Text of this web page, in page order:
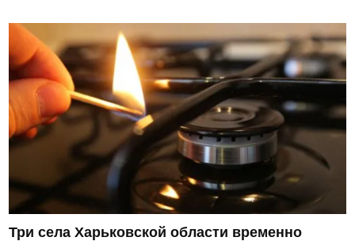
Три села Харьковской области временно